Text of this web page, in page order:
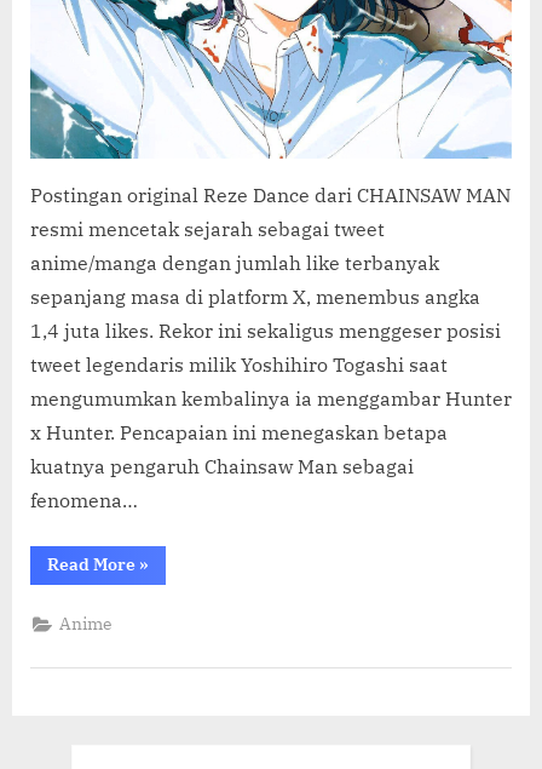
Disukai
Sejarah
X
Postingan original Reze Dance dari CHAINSAW MAN
resmi mencetak sejarah sebagai tweet
anime/manga dengan jumlah like terbanyak
sepanjang masa di platform X, menembus angka
1,4 juta likes. Rekor ini sekaligus menggeser posisi
tweet legendaris milik Yoshihiro Togashi saat
mengumumkan kembalinya ia menggambar Hunter
x Hunter. Pencapaian ini menegaskan betapa
kuatnya pengaruh Chainsaw Man sebagai
fenomena…
Read More“Reze
Dance
Anime
»
Anime